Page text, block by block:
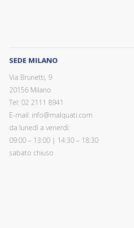
SEDE MILANO
Via Brunetti, 9
20156 Milano
Tel: 02 2111 8941
E-mail: info@malquati.com
da lunedì a venerdì:
09:00 – 13:00 | 14:30 – 18:30
sabato chiuso